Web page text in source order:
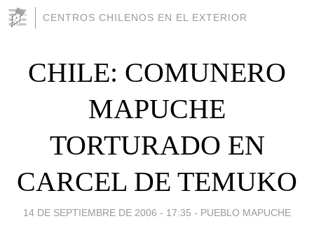
CENTROS CHILENOS EN EL EXTERIOR
CHILE: COMUNERO
MAPUCHE
TORTURADO EN
CARCEL DE TEMUKO
14 DE SEPTIEMBRE DE 2006 - 17:35 - PUEBLO MAPUCHE